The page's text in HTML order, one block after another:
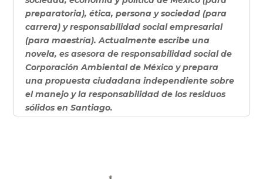
preparatoria), ética, persona y sociedad (para
carrera) y responsabilidad social empresarial
(para maestría). Actualmente escribe una
novela, es asesora de responsabilidad social de
Corporación Ambiental de México y prepara
una propuesta ciudadana independiente sobre
el manejo y la responsabilidad de los residuos
sólidos en Santiago.